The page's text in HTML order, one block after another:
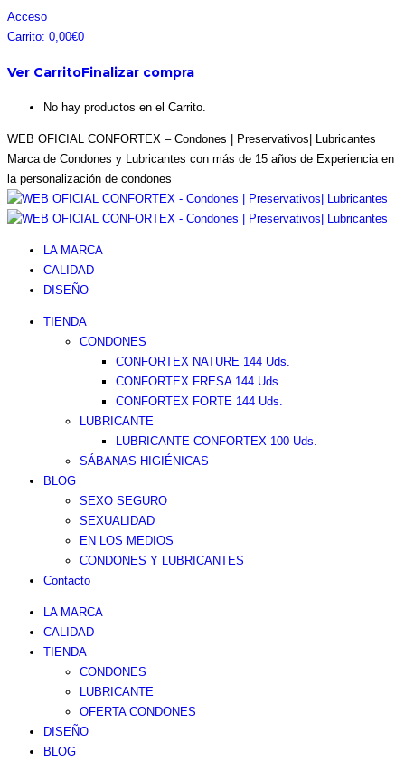
Saltar
al
Facebook
page
in
Instagram
page
in
Pinterest
page
in
Twitter
page
in
Acceso
Carrito: 0,00€0
Ver CarritoFinalizar compra
No hay productos en el Carrito.
WEB OFICIAL CONFORTEX – Condones | Preservativos| Lubricantes
Marca de Condones y Lubricantes con más de 15 años de Experiencia en
la personalización de condones
LA MARCA
CALIDAD
DISEÑO
TIENDA
CONDONES
CONFORTEX NATURE 144 Uds.
CONFORTEX FRESA 144 Uds.
CONFORTEX FORTE 144 Uds.
LUBRICANTE
LUBRICANTE CONFORTEX 100 Uds.
SÁBANAS HIGIÉNICAS
BLOG
SEXO SEGURO
SEXUALIDAD
EN LOS MEDIOS
CONDONES Y LUBRICANTES
Contacto
LA MARCA
CALIDAD
TIENDA
CONDONES
LUBRICANTE
OFERTA CONDONES
DISEÑO
BLOG